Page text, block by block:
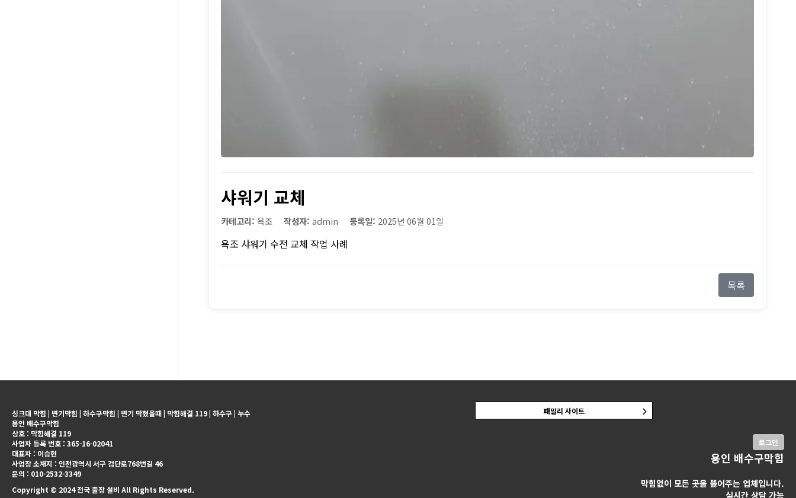
샤워기 교체
카테고리: 욕조 작성자: admin 등록일: 2025년 06월 01일
욕조 샤워기 수전 교체 작업 사례
목록
싱크대 막힘 | 변기막힘 | 하수구막힘 | 변기 막혔을때 | 막힘해결 119 | 하수구 | 누수
용인 배수구막힘
상호 : 막힘해결 119
사업자 등록 번호 : 365-16-02041
대표자 : 이승현
사업장 소재지 : 인천광역시 서구 검단로768번길 46
문의 : 010-2532-3349
Copyright © 2024 전국 출장 설비 All Rights Reserved.
로그인
용인 배수구막힘
막힘없이 모든 곳을 뚫어주는 업체입니다.
실시간 상담 가능
패밀리 사이트